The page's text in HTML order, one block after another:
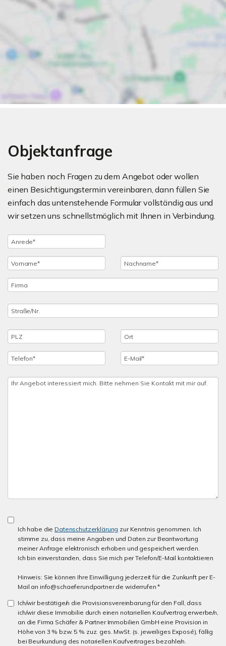
Objektanfrage
Sie haben noch Fragen zu dem Angebot oder wollen
einen Besichtigungstermin vereinbaren, dann füllen Sie
einfach das untenstehende Formular vollständig aus und
wir setzen uns schnellstmöglich mit Ihnen in Verbindung.
Ich habe die Datenschutzerklärung zur Kenntnis genommen. Ich
stimme zu, dass meine Angaben und Daten zur Beantwortung
meiner Anfrage elektronisch erhoben und gespeichert werden.
Ich bin einverstanden, dass Sie mich per Telefon/E-Mail kontaktieren
Hinweis: Sie können Ihre Einwilligung jederzeit für die Zunkunft per E-
Mail an info@schaeferundpartner.de widerrufen *
Ich/wir bestätige/n die Provisionsvereinbarung für den Fall, dass
ich/wir diese Immobilie durch einen notariellen Kaufvertrag erwerbe/n,
an die Firma Schäfer & Partner Immobilien GmbH eine Provision in
Höhe von 3 % bzw. 5 % zuz. ges. MwSt. (s. jeweiliges Exposé), fällig
bei Beurkundung des notariellen Kaufvertrages bezahle/n.